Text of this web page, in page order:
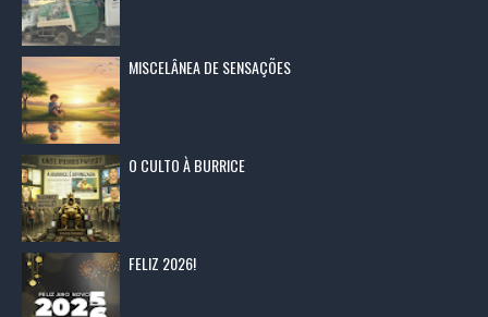
MISCELÂNEA DE SENSAÇÕES
O CULTO À BURRICE
FELIZ 2026!